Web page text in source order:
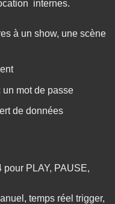
internes.
à un show, une scène
mot de passe
de données
pour PLAY, PAUSE,
temps réel trigger,